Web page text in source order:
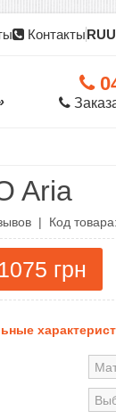
КонтактыRU
Aria
| Код
1075 грн